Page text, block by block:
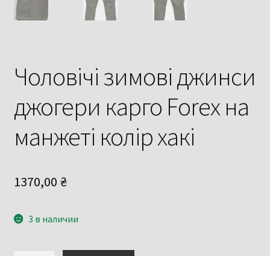
Чоловічі зимові джинси
джогери карго Forex на
манжеті колір хакі
1370,00 ₴
3 в наличии